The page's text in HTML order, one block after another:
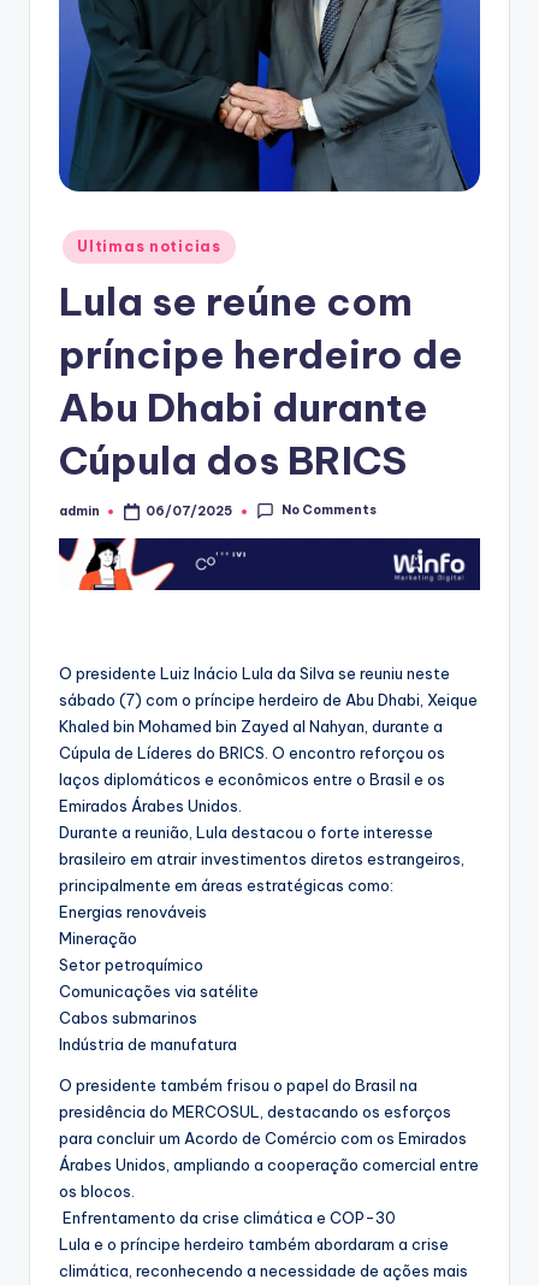
Posted
in
Ultimas noticias
Lula se reúne com
príncipe herdeiro de
Abu Dhabi durante
Cúpula dos BRICS
Posted
admin 06/07/2025 No Comments
O presidente Luiz Inácio Lula da Silva se reuniu neste
sábado (7) com o príncipe herdeiro de Abu Dhabi, Xeique
Khaled bin Mohamed bin Zayed al Nahyan, durante a
Cúpula de Líderes do BRICS. O encontro reforçou os
laços diplomáticos e econômicos entre o Brasil e os
Emirados Árabes Unidos.
Durante a reunião, Lula destacou o forte interesse
brasileiro em atrair investimentos diretos estrangeiros,
principalmente em áreas estratégicas como:
Energias renováveis
Mineração
Setor petroquímico
Comunicações via satélite
Cabos submarinos
Indústria de manufatura
O presidente também frisou o papel do Brasil na
presidência do MERCOSUL, destacando os esforços
para concluir um Acordo de Comércio com os Emirados
Árabes Unidos, ampliando a cooperação comercial entre
os blocos.
Enfrentamento da crise climática e COP-30
Lula e o príncipe herdeiro também abordaram a crise
climática, reconhecendo a necessidade de ações mais